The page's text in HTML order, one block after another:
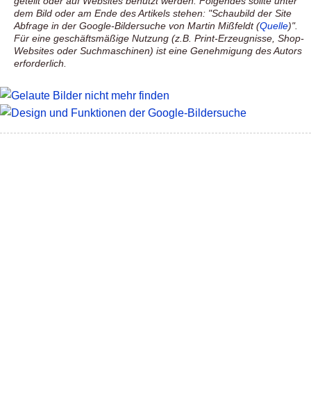
dem Bild oder am Ende des Artikels stehen: "Schaubild der Site
Abfrage in der Google-Bildersuche von Martin Mißfeldt (Quelle)".
Für eine geschäftsmäßige Nutzung (z.B. Print-Erzeugnisse, Shop-
Websites oder Suchmaschinen) ist eine Genehmigung des Autors
erforderlich.